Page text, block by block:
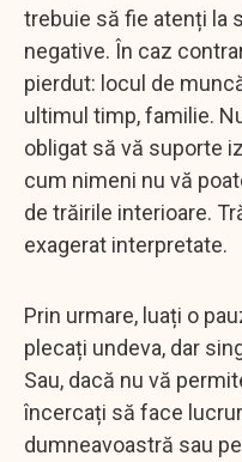
trebuie să fie atenți la
negative. În caz
pierdut: locul de
ultimul timp, familie.
obligat să vă suporte
cum nimeni nu vă
de trăirile interioare.
exagerat interpretate.
Prin urmare, luați o
plecați undeva, dar
Sau, dacă nu vă
încercați să face
dumneavoastră sau